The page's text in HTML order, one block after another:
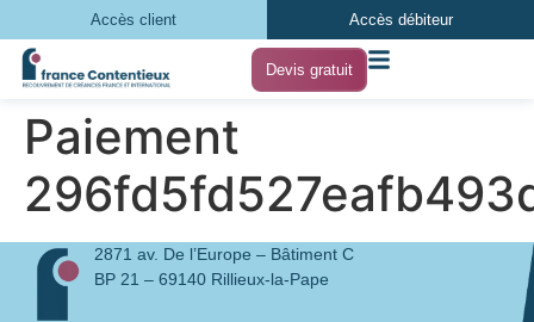
Accès client Accès débiteur
Devis gratuit
Paiement
2871 av. De l’Europe – Bâtiment C
BP 21 – 69140 Rillieux-la-Pape